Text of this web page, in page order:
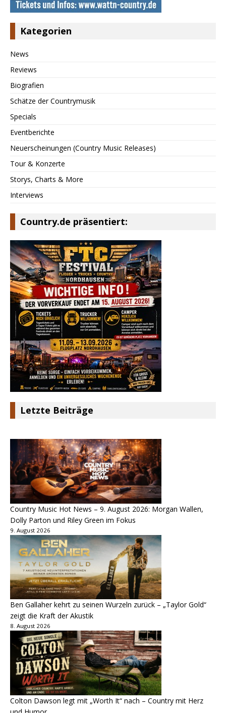
Kategorien
News
Reviews
Biografien
Schätze der Countrymusik
Specials
Eventberichte
Neuerscheinungen (Country Music Releases)
Tour & Konzerte
Storys, Charts & More
Interviews
Country.de präsentiert:
Letzte Beiträge
Country Music Hot News – 9. August 2026: Morgan Wallen,
Dolly Parton und Riley Green im Fokus
9. August 2026
Ben Gallaher kehrt zu seinen Wurzeln zurück – „Taylor Gold“
zeigt die Kraft der Akustik
8. August 2026
Colton Dawson legt mit „Worth It“ nach – Country mit Herz